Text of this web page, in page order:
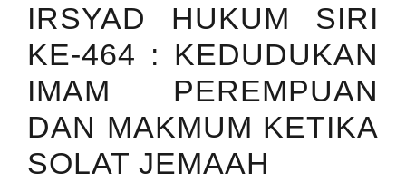
IRSYAD HUKUM SIRI
KE-464 : KEDUDUKAN
IMAM PEREMPUAN
DAN MAKMUM KETIKA
SOLAT JEMAAH